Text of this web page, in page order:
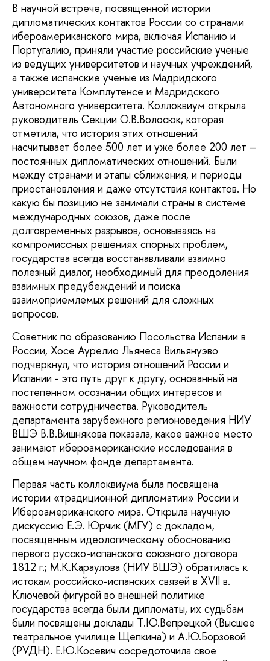
В научной встрече, посвященной истории
дипломатических контактов России со странами
ибероамериканского мира, включая Испанию и
Португалию, приняли участие российские ученые
из ведущих университетов и научных учреждений,
а также испанские ученые из Мадридского
университета Комплутенсе и Мадридского
Автономного университета. Коллоквиум открыла
руководитель Секции О.В.Волосюк, которая
отметила, что история этих отношений
насчитывает более 500 лет и уже более 200 лет –
постоянных дипломатических отношений. Были
между странами и этапы сближения, и периоды
приостановления и даже отсутствия контактов. Но
какую бы позицию не занимали страны в системе
международных союзов, даже после
долговременных разрывов, основываясь на
компромиссных решениях спорных проблем,
государства всегда восстанавливали взаимно
полезный диалог, необходимый для преодоления
взаимных предубеждений и поиска
взаимоприемлемых решений для сложных
вопросов.
Советник по образованию Посольства Испании в
России, Хосе Аурелио Льянеса Вильянуэво
подчеркнул, что история отношений России и
Испании - это путь друг к другу, основанный на
постепенном осознании общих интересов и
важности сотрудничества. Руководитель
департамента зарубежного регионоведения НИУ
ВШЭ В.В.Вишнякова показала, какое важное место
занимают ибероамериканские исследования в
общем научном фонде департамента.
Первая часть коллоквиума была посвящена
истории «традиционной дипломатии» России и
Ибероамериканского мира. Открыла научную
дискуссию Е.Э. Юрчик (МГУ) с докладом,
посвященным идеологическому обоснованию
первого русско-испанского союзного договора
1812 г.; М.К.Караулова (НИУ ВШЭ) обратилась к
истокам российско-испанских связей в XVII в.
Ключевой фигурой во внешней политике
государства всегда были дипломаты, их судьбам
были посвящены доклады Т.Ю.Вепрецкой (Высшее
театральное училище Щепкина) и А.Ю.Борзовой
(РУДН). Е.Ю.Косевич сосредоточила свое